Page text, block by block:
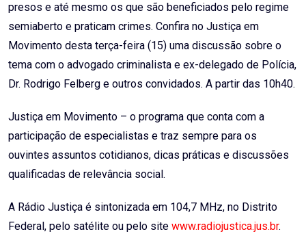
presos e até mesmo os que são beneficiados pelo regime
semiaberto e praticam crimes. Confira no Justiça em
Movimento desta terça-feira (15) uma discussão sobre o
tema com o advogado criminalista e ex-delegado de Polícia,
Dr. Rodrigo Felberg e outros convidados. A partir das 10h40.
Justiça em Movimento – o programa que conta com a
participação de especialistas e traz sempre para os
ouvintes assuntos cotidianos, dicas práticas e discussões
qualificadas de relevância social.
A Rádio Justiça é sintonizada em 104,7 MHz, no Distrito
Federal, pelo satélite ou pelo site www.radiojustica.jus.br.